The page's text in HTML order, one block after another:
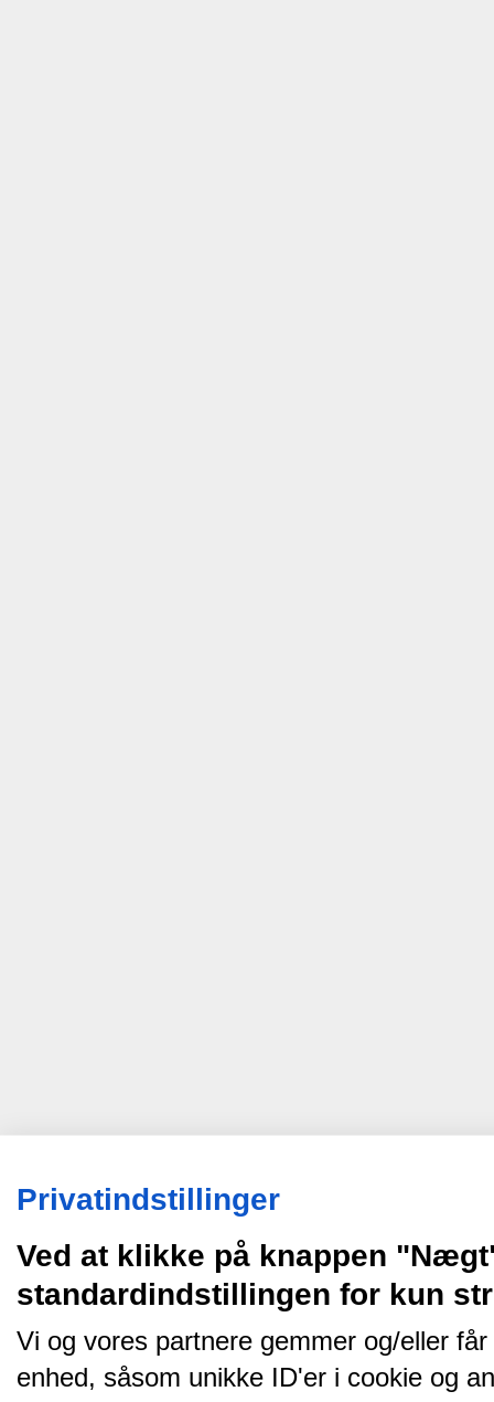
Privatindstillinger
Ved at klikke på knappen
standardindstillingen for kun
Vi og vores partnere gemmer og/eller
enhed, såsom unikke ID'er i cookie og